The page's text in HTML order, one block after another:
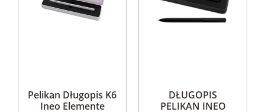
Pelikan Długopis K6
Ineo Elemente
DŁUGOPIS
PELIKAN INEO